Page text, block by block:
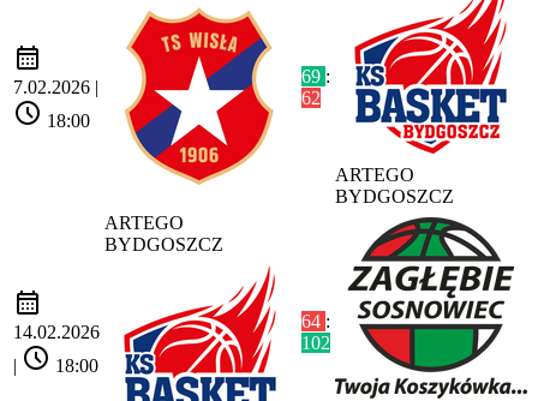
calendar_month
7.02.2026 |
schedule 18:00
69 :
62
ARTEGO
BYDGOSZCZ
calendar_month
14.02.2026
| schedule 18:00
ARTEGO
BYDGOSZCZ
64 :
102